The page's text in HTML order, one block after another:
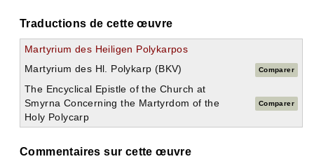
Traductions de cette œuvre
Martyrium des Heiligen Polykarpos
Martyrium des Hl. Polykarp (BKV)
Comparer
The Encyclical Epistle of the Church at
Smyrna Concerning the Martyrdom of the
Holy Polycarp
Comparer
Commentaires sur cette œuvre